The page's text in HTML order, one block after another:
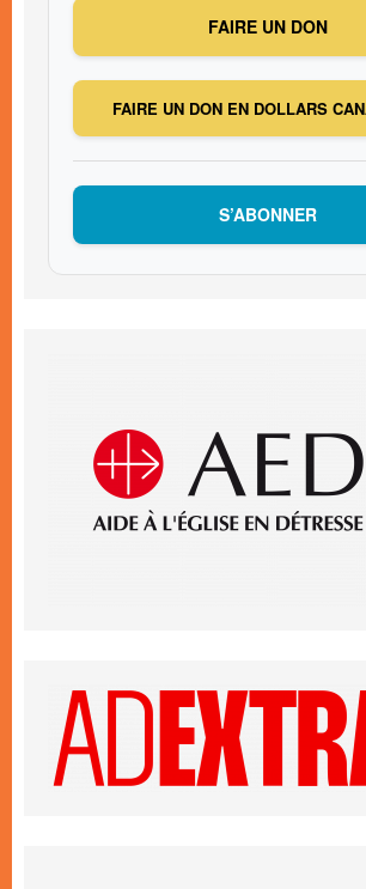
FAIRE UN DON
FAIRE UN DON EN DOLLARS
S’ABONNER